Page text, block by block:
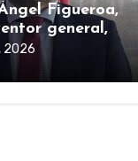
Figueroa,
general,
la causa SEPI
en ayudas
2026